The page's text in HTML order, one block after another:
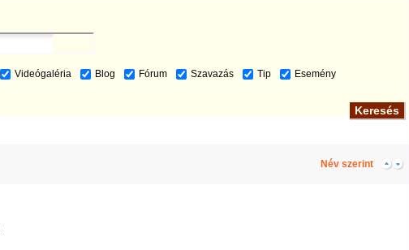
Videógaléria Blog Fórum Szavazás Tip Esemény
Név szerint